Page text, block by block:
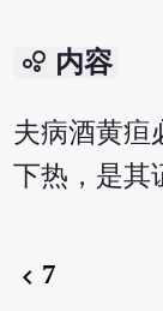
bubble_chart 内容
夫病酒黄疸
下热，是其
chevron_left 7